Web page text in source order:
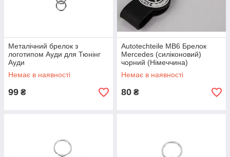
Металічний брелок з
логотипом Ауди для Тюнінг
Ауди
Немає в наявності
99 ₴
Autotechteile MB6 Брелок
Mercedes (силіконовий)
чорний (Німеччина)
Немає в наявності
80 ₴